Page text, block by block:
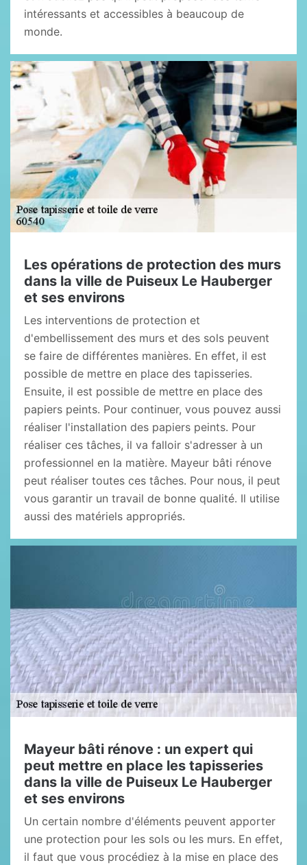
intéressants et accessibles à beaucoup de
monde.
Les opérations de protection des murs
dans la ville de Puiseux Le Hauberger
et ses environs
Les interventions de protection et
d'embellissement des murs et des sols peuvent
se faire de différentes manières. En effet, il est
possible de mettre en place des tapisseries.
Ensuite, il est possible de mettre en place des
papiers peints. Pour continuer, vous pouvez aussi
réaliser l'installation des papiers peints. Pour
réaliser ces tâches, il va falloir s'adresser à un
professionnel en la matière. Mayeur bâti rénove
peut réaliser toutes ces tâches. Pour nous, il peut
vous garantir un travail de bonne qualité. Il utilise
aussi des matériels appropriés.
Mayeur bâti rénove : un expert qui
peut mettre en place les tapisseries
dans la ville de Puiseux Le Hauberger
et ses environs
Un certain nombre d'éléments peuvent apporter
une protection pour les sols ou les murs. En effet,
il faut que vous procédiez à la mise en place des